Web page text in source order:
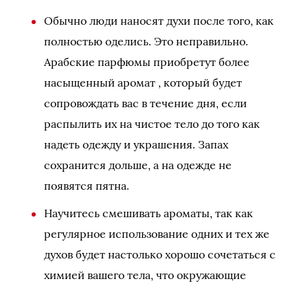
Обычно люди наносят духи после того, как
полностью оделись. Это неправильно.
Арабские парфюмы приобретут более
насыщенный аромат , который будет
сопровождать вас в течение дня, если
распылить их на чистое тело до того как
надеть одежду и украшения. Запах
сохранится дольше, а на одежде не
появятся пятна.
Научитесь смешивать ароматы, так как
регулярное использование одних и тех же
духов будет настолько хорошо сочетаться с
химией вашего тела, что окружающие